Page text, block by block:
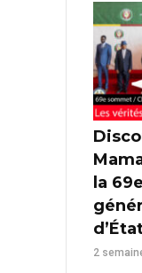
la
2